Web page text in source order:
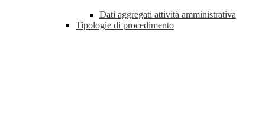
Dati aggregati attività amministrativa
Tipologie di procedimento